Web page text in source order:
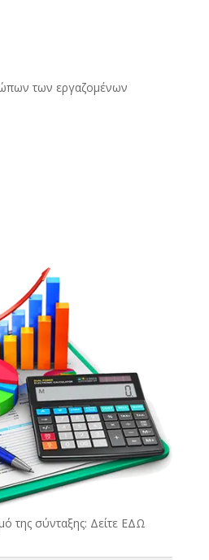
των εργαζομένων
της σύνταξης: Δείτε ΕΔΩ